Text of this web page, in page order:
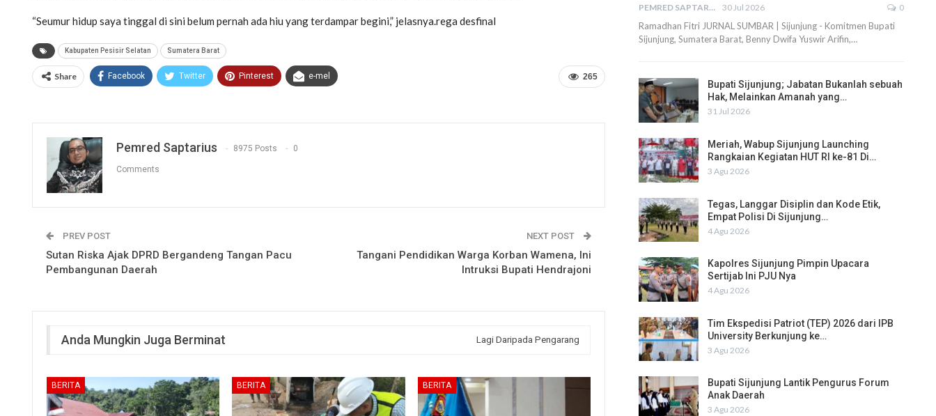
“Seumur hidup saya tinggal di sini belum pernah ada hiu yang terdampar begini,” jelasnya.rega desfinal
Kabupaten Pesisir Selatan Sumatera Barat
265
Share Facebook Twitter Pinterest e-mel
Pemred Saptarius 8975 Posts 0
Comments
PREV POST
Sutan Riska Ajak DPRD Bergandeng Tangan Pacu
Pembangunan Daerah
NEXT POST
Tangani Pendidikan Warga Korban Wamena, Ini
Intruksi Bupati Hendrajoni
Anda Mungkin Juga Berminat Lagi Daripada Pengarang
BERITA BERITA BERITA
PEMRED SAPTARIUS 30 Jul 2026 0
Ramadhan Fitri JURNAL SUMBAR | Sijunjung - Komitmen Bupati
Sijunjung, Sumatera Barat, Benny Dwifa Yuswir Arifin,…
Bupati Sijunjung; Jabatan Bukanlah sebuah
Hak, Melainkan Amanah yang…
31 Jul 2026
Meriah, Wabup Sijunjung Launching
Rangkaian Kegiatan HUT RI ke-81 Di…
3 Agu 2026
Tegas, Langgar Disiplin dan Kode Etik,
Empat Polisi Di Sijunjung…
4 Agu 2026
Kapolres Sijunjung Pimpin Upacara
Sertijab Ini PJU Nya
4 Agu 2026
Tim Ekspedisi Patriot (TEP) 2026 dari IPB
University Berkunjung ke…
3 Agu 2026
Bupati Sijunjung Lantik Pengurus Forum
Anak Daerah
3 Agu 2026